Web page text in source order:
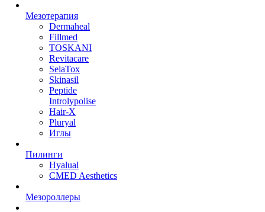
Мезотерапия
Dermaheal
Fillmed
TOSKANI
Revitacare
SelaTox
Skinasil
Peptide
Introlypolise
Hair-X
Pluryal
Иглы
Пилинги
Hyalual
CMED Aesthetics
Мезороллеры